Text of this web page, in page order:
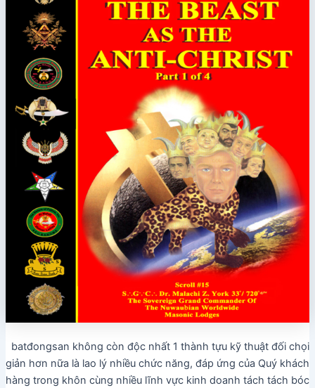
batđongsan không còn độc nhất 1 thành tựu kỹ thuật đối chọi
giản hơn nữa là lao lý nhiều chức năng, đáp ứng của Quý khách
hàng trong khôn cùng nhiều lĩnh vực kinh doanh tách tách bóc